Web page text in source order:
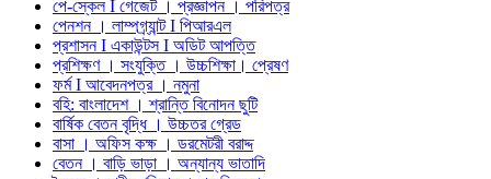
পে-স্কেল I গেজেট । প্রজ্ঞাপন । পরিপত্র
পেনশন । লাম্পগ্র্যান্ট I পিআরএল
প্রশাসন I একাউন্টস I অডিট আপত্তি
প্রশিক্ষণ । সংযুক্তি । উচ্চশিক্ষা। প্রেষণ
ফর্ম I আবেদনপত্র । নমুনা
বহি: বাংলাদেশ । শ্রান্তি বিনোদন ছুটি
বার্ষিক বেতন বৃদ্ধি । উচ্চতর গ্রেড
বাসা । অফিস কক্ষ । ডরমেটরী বরাদ্দ
বেতন । বাড়ি ভাড়া । অন্যান্য ভাতাদি